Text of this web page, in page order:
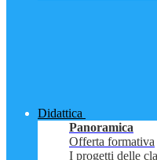
Didattica
Panoramica
Offerta formativa
I progetti delle